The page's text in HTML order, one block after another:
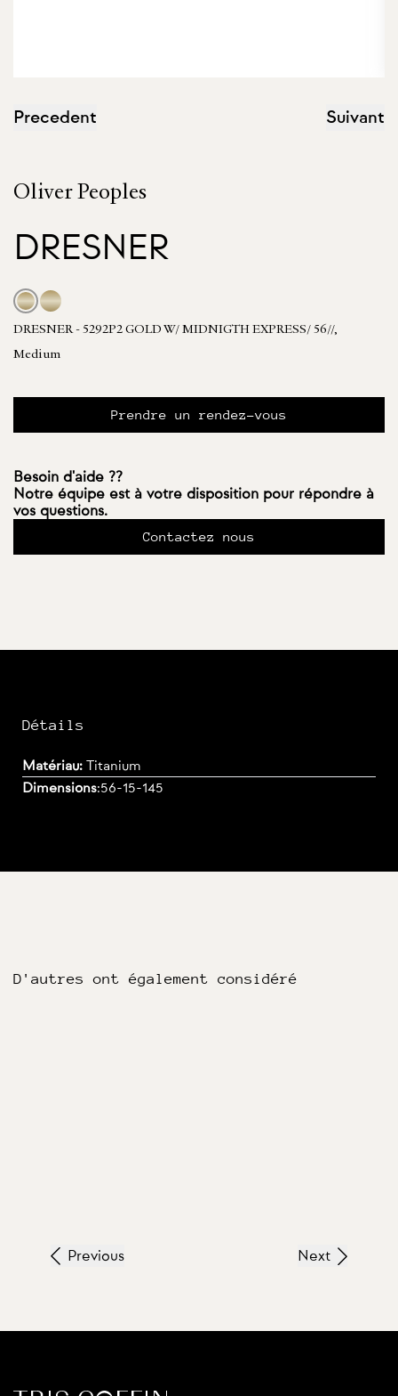
Precedent Suivant
Oliver Peoples
DRESNER
DRESNER - 5292P2 GOLD W/ MIDNIGTH EXPRESS/ 56//,
Medium
Prendre un rendez-vous
Besoin d'aide ??
Notre équipe est à votre disposition pour répondre à
vos questions.
Contactez nous
Détails
Matériau: Titanium
Dimensions:56-15-145
D'autres ont également considéré
Previous Next